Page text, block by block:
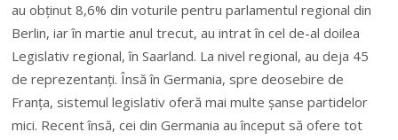
au obținut 8,6% din voturile pentru parlamentul regional din
Berlin, iar în martie anul trecut, au intrat în cel de-al doilea
Legislativ regional, în Saarland. La nivel regional, au deja 45
de reprezentanți. Însă în Germania, spre deosebire de
Franța, sistemul legislativ oferă mai multe șanse partidelor
mici. Recent însă, cei din Germania au început să ofere tot